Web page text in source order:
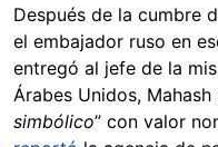
Después de la cumbre
el embajador ruso en
entregó al jefe de la
Árabes Unidos, Mahash
simbólico” con valor